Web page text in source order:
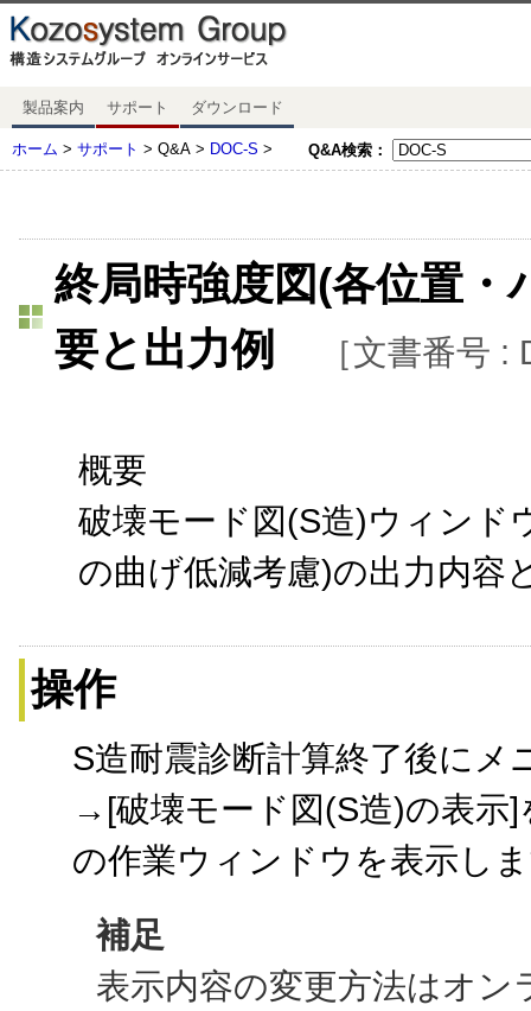
製品案内 サポート ダウンロード
Q&A検索：
ホーム > サポート > Q&A > DOC-S >
終局時強度図(各位置・
要と出力例
［文書番号 :
概要
破壊モード図(S造)ウィンド
の曲げ低減考慮)の出力内容
操作
S造耐震診断計算終了後に
→[破壊モード図(S造)の表示
の作業ウィンドウを表示し
補足
表示内容の変更方法はオ